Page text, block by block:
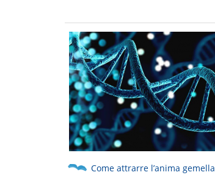
Come attrarre l’anima gemella